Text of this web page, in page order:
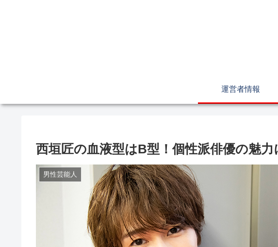
運営者情報
西垣匠の血液型はB型！個性派俳優の魅力
男性芸能人